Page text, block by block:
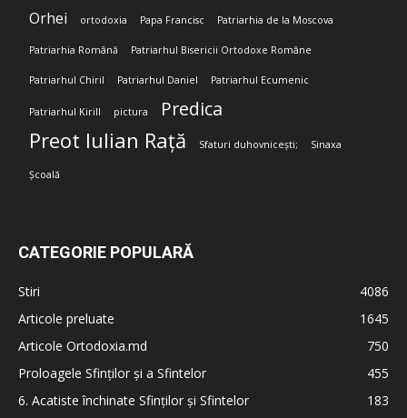
Orhei ortodoxia Papa Francisc Patriarhia de la Moscova
Patriarhia Română Patriarhul Bisericii Ortodoxe Române
Patriarhul Chiril Patriarhul Daniel Patriarhul Ecumenic
Patriarhul Kirill pictura Predica
Preot Iulian Rață Sfaturi duhovnicești; Sinaxa
Școală
CATEGORIE POPULARĂ
Stiri
4086
Articole preluate
1645
Articole Ortodoxia.md
750
Proloagele Sfinților și a Sfintelor
455
6. Acatiste închinate Sfinților și Sfintelor
183